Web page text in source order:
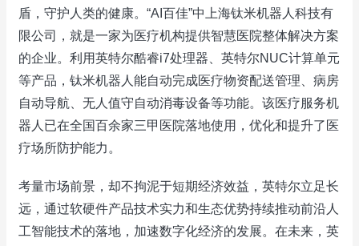
盾，守护人类的健康。“AI百佳”中上海钛米机器人科技有
限公司，就是一家为医疗机构提供智慧医院整体解决方案
的企业。利用英特尔酷睿i7处理器、英特尔NUC计算单元
等产品，钛米机器人能自动完成医疗物资配送管理、病房
自动导航、无人值守自动消毒设备等功能。该医疗服务机
器人已在全国百余家三甲医院落地使用，优化和提升了医
疗场所防护能力。
考量市场前景，却不拘泥于短期经济效益，英特尔立足长
远，通过软硬件产品技术实力和生态优势持续推动前沿人
工智能技术的落地，加速数字化经济的发展。在未来，英